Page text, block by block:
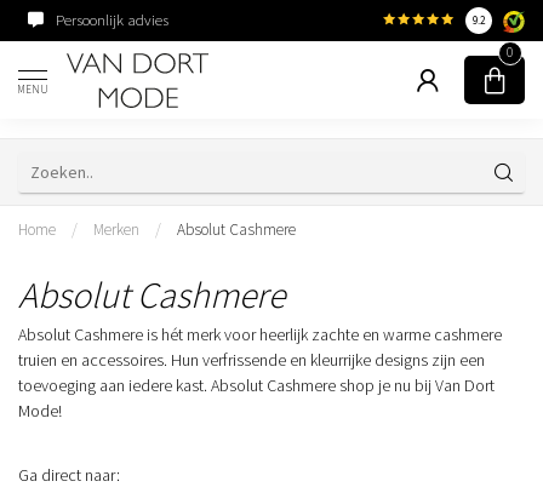
Persoonlijk advies Familiebedrijf sinds
9.2
MENU
0
Home / Merken / Absolut Cashmere
Absolut Cashmere
Absolut Cashmere is hét merk voor heerlijk zachte en warme cashmere
truien en accessoires. Hun verfrissende en kleurrijke designs zijn een
toevoeging aan iedere kast. Absolut Cashmere shop je nu bij Van Dort
Mode!
Ga direct naar: